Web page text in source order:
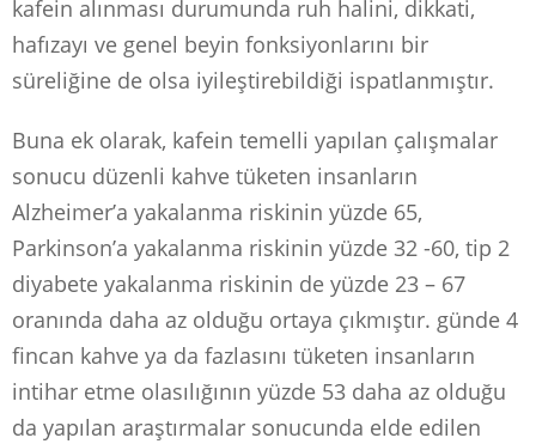
kafein alınması durumunda ruh halini, dikkati,
hafızayı ve genel beyin fonksiyonlarını bir
süreliğine de olsa iyileştirebildiği ispatlanmıştır.
Buna ek olarak, kafein temelli yapılan çalışmalar
sonucu düzenli kahve tüketen insanların
Alzheimer’a yakalanma riskinin yüzde 65,
Parkinson’a yakalanma riskinin yüzde 32 -60, tip 2
diyabete yakalanma riskinin de yüzde 23 – 67
oranında daha az olduğu ortaya çıkmıştır. günde 4
fincan kahve ya da fazlasını tüketen insanların
intihar etme olasılığının yüzde 53 daha az olduğu
da yapılan araştırmalar sonucunda elde edilen